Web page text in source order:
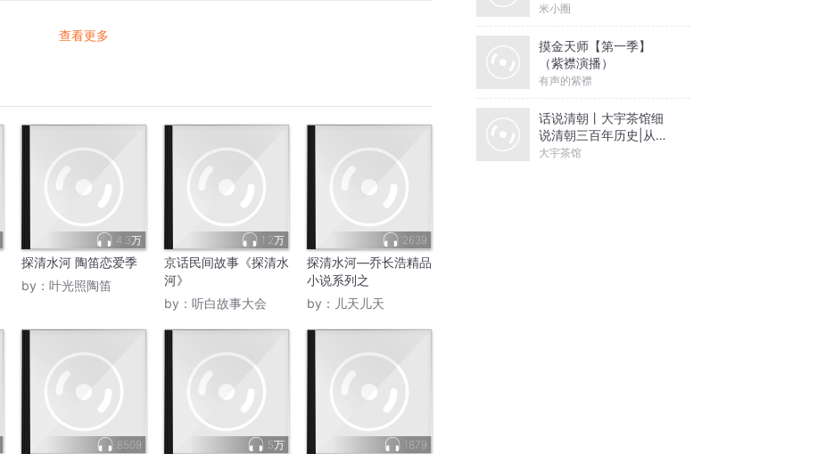
查看更多
4.3万
探清水河 陶笛恋爱季
by： 叶光照陶笛
1.2万
京话民间故事《探清水
河》
by： 听白故事大会
2639
探清水河—乔长浩精品
小说系列之
by： 儿天儿天
8509 5万 1879
米小圈
摸金天师【第一季】
（紫襟演播）
有声的紫襟
话说清朝丨大宇茶馆细
说清朝三百年历史|从努
尔哈赤到末代皇帝溥仪|
大宇茶馆